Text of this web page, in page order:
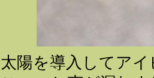
太陽を導入してア